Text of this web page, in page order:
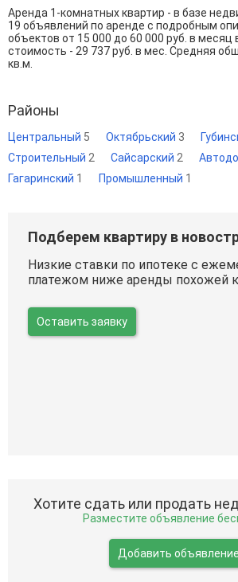
Аренда 1-комнатных квартир - в базе
19 объявлений по аренде с подробным
объектов от 15 000 до 60 000 руб. в месяц
стоимость - 29 737 руб. в мес. Средняя
кв.м.
Районы
Центральный 5 Октябрьский 3
Строительный 2 Сайсарский 2
Гагаринский 1 Промышленный 1
Подберем квартиру в
Низкие ставки по ипотеке с
платежом ниже аренды похожей
Оставить заявку
Хотите сдать или продать
Разместите объявление
Добавить объявление